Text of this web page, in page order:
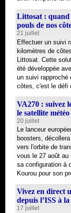
Littosat : quand
pouls de nos
21 juillet
Effectuer un suivi
kilomètres de
Littosat. Cette
été développée
un suivi rapproché
côtes, c'est le défi
VA270 : suivez
le satellite
20 juillet
Le lanceur
boosters,
vers l'orbite de
vous le 27 août au
sa configuration à
Kourou pour son
Vivez en direct
depuis l’ISS à
17 juillet